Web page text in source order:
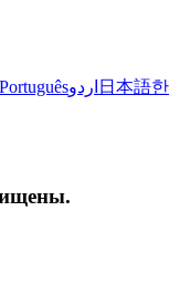
Portuguêsاردو 日本語한